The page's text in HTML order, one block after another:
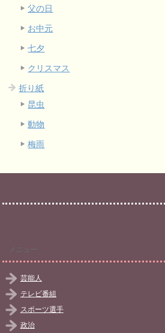
父の日
お中元
七夕
クリスマス
折り紙
昆虫
動物
梅雨
芸能人
テレビ番組
スポーツ選手
政治